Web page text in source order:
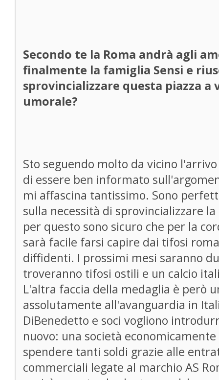
Secondo te la Roma andrà agli
finalmente la famiglia Sensi e
sprovincializzare questa piazza
umorale?
Sto seguendo molto da vicino
di essere ben informato
mi affascina tantissimo. Sono
sulla necessità di sprovincializzare
per questo sono sicuro che per la
sarà facile farsi capire dai tifosi
diffidenti. I prossimi mesi saranno
troveranno tifosi ostili e un calcio
L'altra faccia della medaglia è però
assolutamente all'avanguardia in
DiBenedetto e soci vogliono
nuovo: una società
spendere tanti soldi grazie alle
commerciali legate al marchio AS